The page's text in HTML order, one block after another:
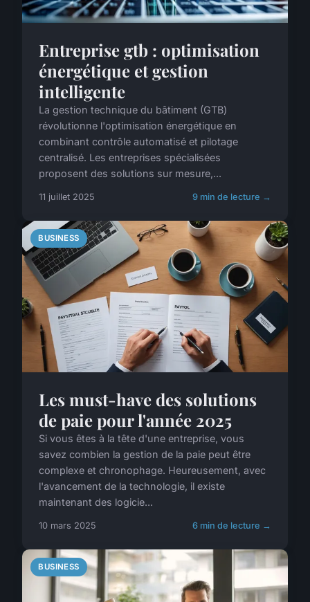
Entreprise gtb : optimisation
énergétique et gestion
intelligente
La gestion technique du bâtiment (GTB)
révolutionne l'optimisation énergétique en
combinant contrôle automatisé et pilotage
centralisé. Les entreprises spécialisées
proposent des solutions sur mesure,...
11 juillet 2025 9 min de lecture →
BUSINESS
Les must-have des solutions
de paie pour l'année 2025
Si vous êtes à la tête d'une entreprise, vous
savez combien la gestion de la paie peut être
complexe et chronophage. Heureusement, avec
l'avancement de la technologie, il existe
maintenant des logicie...
10 mars 2025 6 min de lecture →
BUSINESS